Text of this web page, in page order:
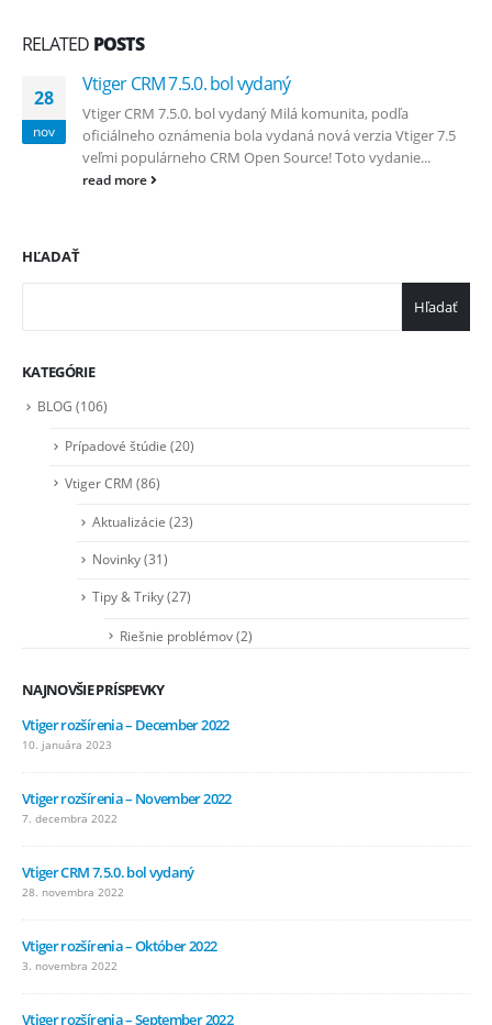
RELATED POSTS
28
nov
Vtiger CRM 7.5.0. bol vydaný
Vtiger CRM 7.5.0. bol vydaný Milá komunita, podľa
oficiálneho oznámenia bola vydaná nová verzia Vtiger 7.5
veľmi populárneho CRM Open Source! Toto vydanie...
read more
HĽADAŤ
Hľadať
KATEGÓRIE
BLOG (106)
Prípadové štúdie (20)
Vtiger CRM (86)
Aktualizácie (23)
Novinky(31)
Tipy & Triky(27)
Riešnie problémov(2)
NAJNOVŠIE PRÍSPEVKY
Vtiger rozšírenia – December 2022
10. januára 2023
Vtiger rozšírenia – November 2022
7. decembra 2022
Vtiger CRM 7.5.0. bol vydaný
28. novembra 2022
Vtiger rozšírenia – Október 2022
3. novembra 2022
Vtiger rozšírenia – September 2022